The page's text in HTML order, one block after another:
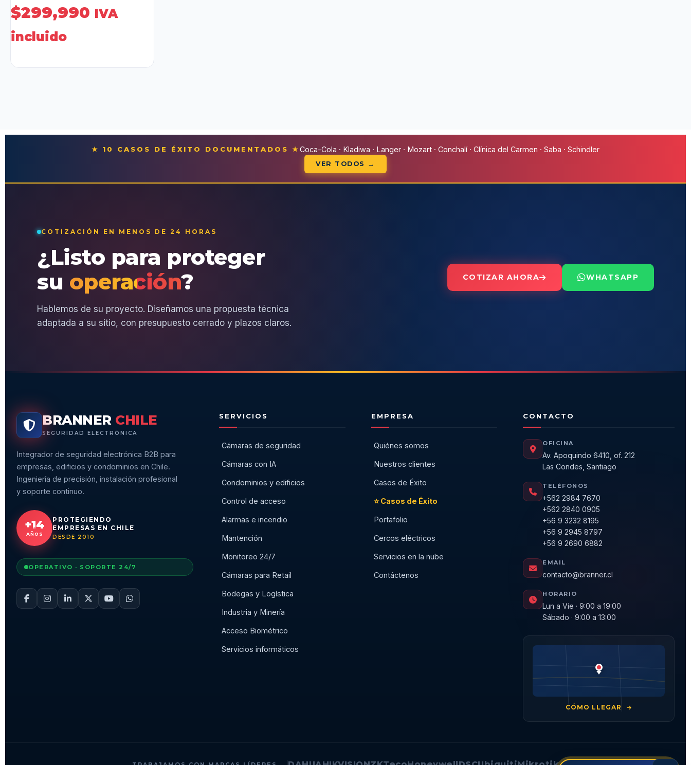
$299,990 IVA
incluido
★ 10 CASOS DE ÉXITO DOCUMENTADOS ★Coca-Cola · Kladiwa · Langer · Mozart · Conchalí · Clínica del Carmen · Saba · Schindler
VER TODOS →
COTIZACIÓN EN MENOS DE 24 HORAS
¿Listo para proteger
su operación?
Hablemos de su proyecto. Diseñamos una propuesta técnica
adaptada a su sitio, con presupuesto cerrado y plazos claros.
COTIZAR AHORA WHATSAPP
BRANNER CHILE
SEGURIDAD ELECTRÓNICA
Integrador de seguridad electrónica B2B para
empresas, edificios y condominios en Chile.
Ingeniería de precisión, instalación profesional
y soporte continuo.
+14
AÑOS
PROTEGIENDO
EMPRESAS EN CHILE
DESDE 2010
OPERATIVO · SOPORTE 24/7
SERVICIOS
Cámaras de seguridad
Cámaras con IA
Condominios y edificios
Control de acceso
Alarmas e incendio
Mantención
Monitoreo 24/7
Cámaras para Retail
Bodegas y Logística
Industria y Minería
Acceso Biométrico
Servicios informáticos
EMPRESA
Quiénes somos
Nuestros clientes
Casos de Éxito
⭐ Casos de Éxito
Portafolio
Cercos eléctricos
Servicios en la nube
Contáctenos
CONTACTO
OFICINA
Av. Apoquindo 6410, of. 212
Las Condes, Santiago
TELÉFONOS
+562 2984 7670
+562 2840 0905
+56 9 3232 8195
+56 9 2945 8797
+56 9 2690 6882
EMAIL
contacto@branner.cl
HORARIO
Lun a Vie · 9:00 a 19:00
Sábado · 9:00 a 13:00
CÓMO LLEGAR